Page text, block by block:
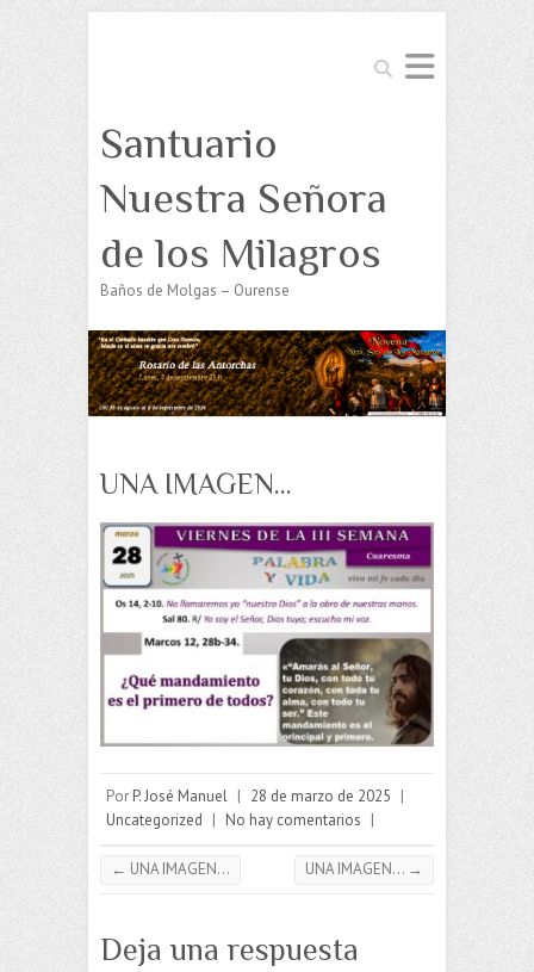
Buscar
Santuario
Nuestra Señora
de los Milagros
Baños de Molgas – Ourense
UNA IMAGEN…
Por P. José Manuel | 28 de marzo de 2025 |
Uncategorized | No hay comentarios |
← UNA IMAGEN… UNA IMAGEN… →
Deja una respuesta